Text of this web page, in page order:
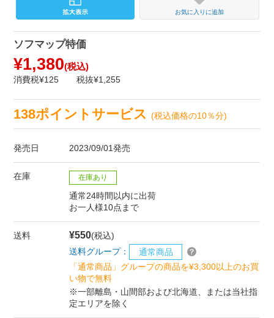
お気に入りに追加
ソフマップ特価
¥1,380(税込)
消費税¥125 税抜¥1,255
138ポイントサービス(税込価格の10％分)
発売日 2023/09/01発売
在庫 在庫あり
通常24時間以内に出荷
お一人様10点まで
送料 ¥550(税込)
送料グループ：
通常商品
「通常商品」グループの商品を¥3,300以上のお買
い物で無料
※一部離島・山間部および北海道、または当社指
定エリアを除く